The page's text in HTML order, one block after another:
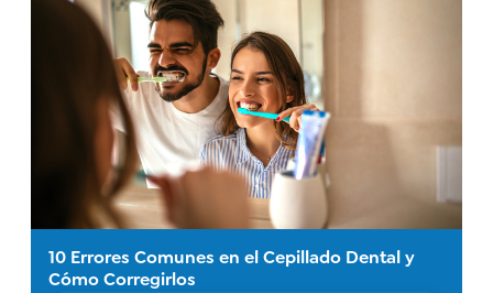
10 Errores Comunes en el Cepillado Dental y
Cómo Corregirlos